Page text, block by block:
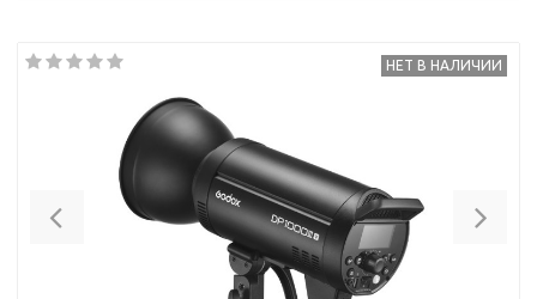
Previous
НЕТ В НАЛИЧИИ